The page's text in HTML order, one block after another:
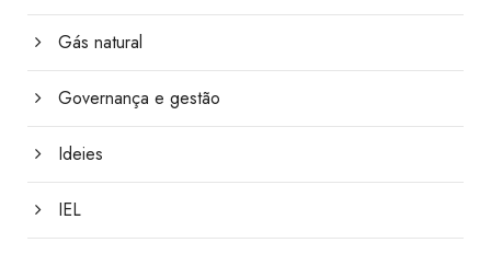
Gás natural
Governança e gestão
Ideies
IEL